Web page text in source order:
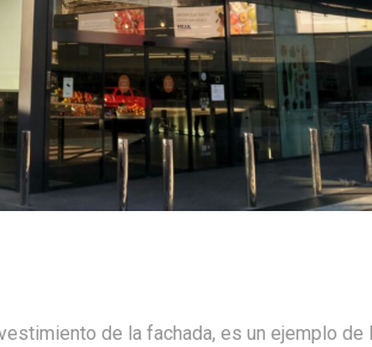
de la fachada, es un ejemplo